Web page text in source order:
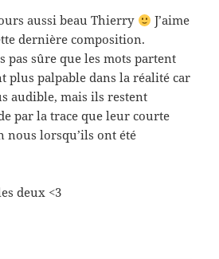
aussi beau Thierry
J’aime
dernière composition.
pas sûre que les mots partent
palpable dans la réalité car
audible, mais ils restent
par la trace que leur courte
nous lorsqu’ils ont été
deux <3